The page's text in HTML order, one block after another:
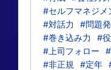
#セルフマネジメ
#対話力
#問題
#巻き込み力
#
#上司フォロー
#非正規
#定年